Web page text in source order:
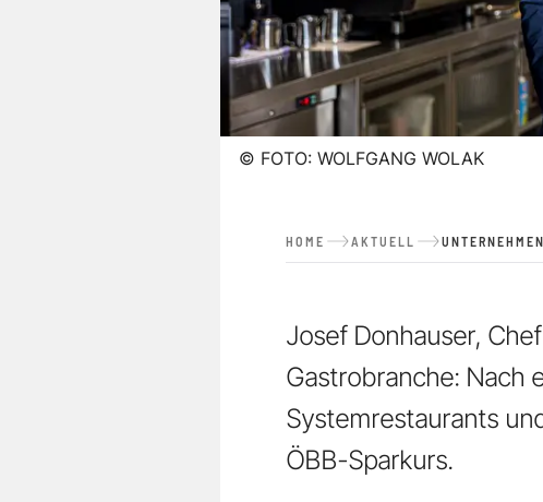
© FOTO: WOLFGANG WOLAK
HOME AKTUELL UNTERNEHMEN
Josef Donhauser,
Gastrobranche: Nach
Systemrestaurants
ÖBB-Sparkurs.